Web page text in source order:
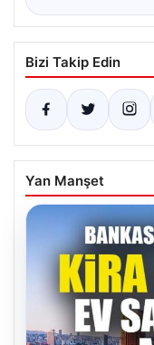
Bizi Takip Edin
Yan Manşet